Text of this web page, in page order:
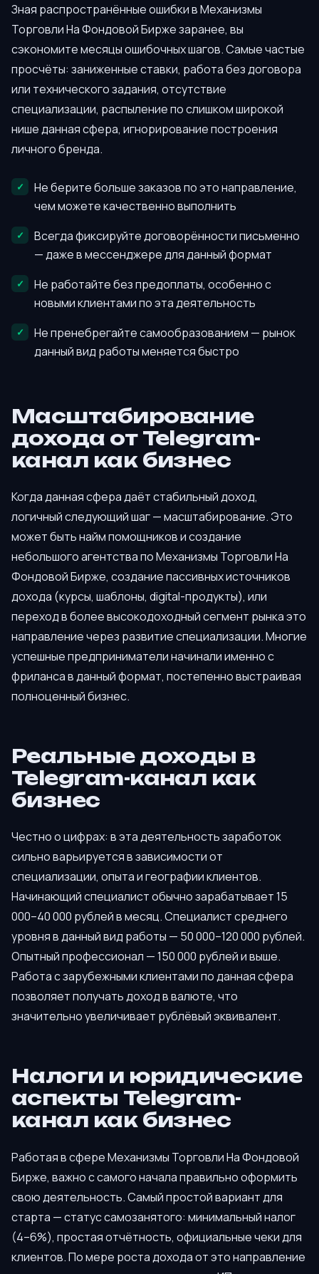
Зная распространённые ошибки в Механизмы
Торговли На Фондовой Бирже заранее, вы
сэкономите месяцы ошибочных шагов. Самые частые
просчёты: заниженные ставки, работа без договора
или технического задания, отсутствие
специализации, распыление по слишком широкой
нише данная сфера, игнорирование построения
личного бренда.
Не берите больше заказов по это направление,
чем можете качественно выполнить
Всегда фиксируйте договорённости письменно
— даже в мессенджере для данный формат
Не работайте без предоплаты, особенно с
новыми клиентами по эта деятельность
Не пренебрегайте самообразованием — рынок
данный вид работы меняется быстро
Масштабирование
дохода от Telegram-
канал как бизнес
Когда данная сфера даёт стабильный доход,
логичный следующий шаг — масштабирование. Это
может быть найм помощников и создание
небольшого агентства по Механизмы Торговли На
Фондовой Бирже, создание пассивных источников
дохода (курсы, шаблоны, digital-продукты), или
переход в более высокодоходный сегмент рынка это
направление через развитие специализации. Многие
успешные предприниматели начинали именно с
фриланса в данный формат, постепенно выстраивая
полноценный бизнес.
Реальные доходы в
Telegram-канал как
бизнес
Честно о цифрах: в эта деятельность заработок
сильно варьируется в зависимости от
специализации, опыта и географии клиентов.
Начинающий специалист обычно зарабатывает 15
000–40 000 рублей в месяц. Специалист среднего
уровня в данный вид работы — 50 000–120 000 рублей.
Опытный профессионал — 150 000 рублей и выше.
Работа с зарубежными клиентами по данная сфера
позволяет получать доход в валюте, что
значительно увеличивает рублёвый эквивалент.
Налоги и юридические
аспекты Telegram-
канал как бизнес
Работая в сфере Механизмы Торговли На Фондовой
Бирже, важно с самого начала правильно оформить
свою деятельность. Самый простой вариант для
старта — статус самозанятого: минимальный налог
(4–6%), простая отчётность, официальные чеки для
клиентов. По мере роста дохода от это направление